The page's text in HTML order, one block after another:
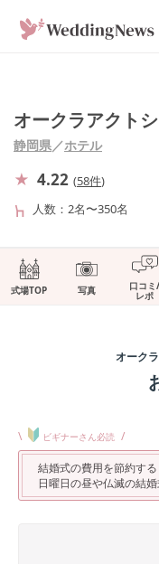
オークラアクト
静岡県／ホテル
4.22 (58件)
人数
2名〜350名
式場TOP 写真 口コミ/
レポ
オーク
\ ビギナーさん必読 /
結婚式の費用を節約す
日曜日の昼や仏滅の結